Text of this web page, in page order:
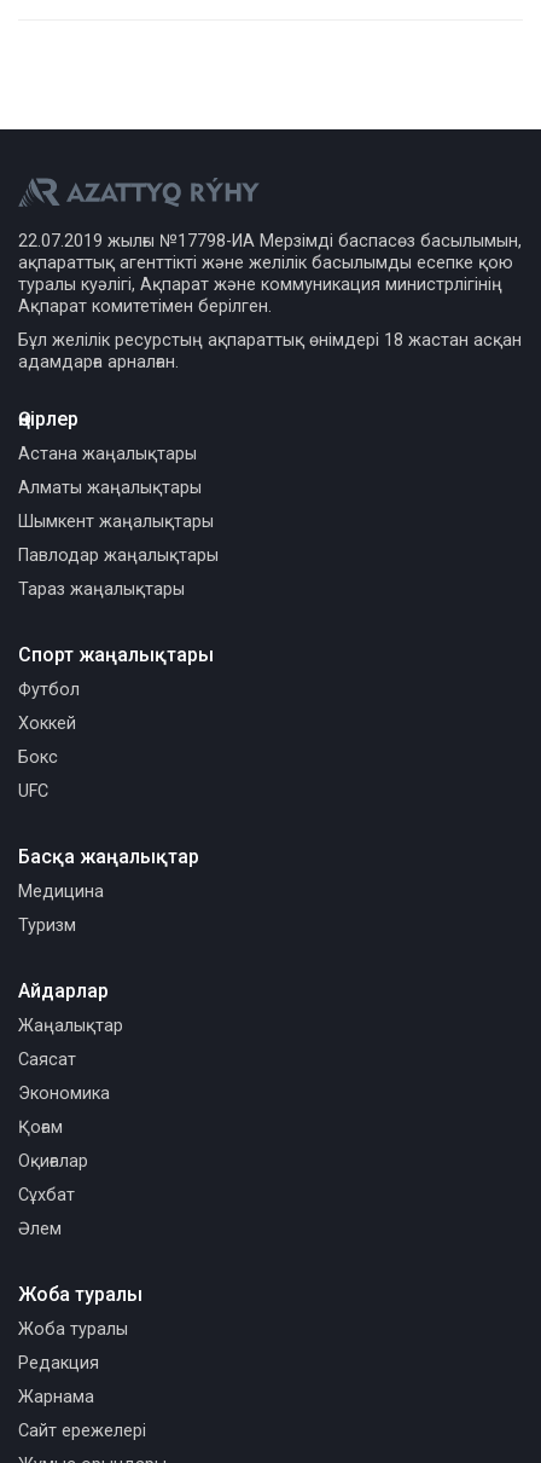
22.07.2019 жылғы №17798-ИА Мерзімді баспасөз басылымын,
ақпараттық агенттікті және желілік басылымды есепке қою
туралы куәлігі, Ақпарат және коммуникация министрлігінің
Ақпарат комитетімен берілген.
Бұл желілік ресурстың ақпараттық өнімдері 18 жастан асқан
адамдарға арналған.
Өңірлер
Астана жаңалықтары
Алматы жаңалықтары
Шымкент жаңалықтары
Павлодар жаңалықтары
Тараз жаңалықтары
Спорт жаңалықтары
Футбол
Хоккей
Бокс
UFC
Басқа жаңалықтар
Медицина
Туризм
Айдарлар
Жаңалықтар
Саясат
Экономика
Қоғам
Оқиғалар
Сұхбат
Әлем
Жоба туралы
Жоба туралы
Редакция
Жарнама
Сайт ережелері